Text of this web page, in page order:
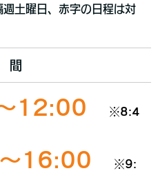
土曜日、赤字の日程は対
間
12:00
※8:4
16:00
※9: